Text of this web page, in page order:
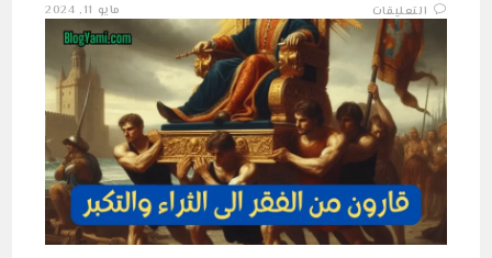
التعليقاتكيف
أصبح
قارون
أغنى
رجل
بعصره؟
مغلقة
مايو 11, 2024